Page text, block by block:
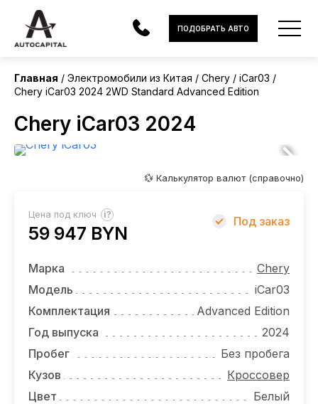
АВТОМОБИЛИ
ЭЛЕКТРОМОБИЛИ
УСЛУГИ
НОВОСТИ
ОТЗЫВЫ
ВАКАНСИИ
О КОМПАНИИ
ПОДОБРАТЬ АВТО
Главная Электромобили из Китая Chery
iCar03
Chery iCar03 2024 2WD Standard Advanced Edition
Chery iCar03 2024
Китай
Без пробега
💱 Калькулятор валют (справочно)
Цена под ключ ?
59 947 BYN
Под заказ
Марка
Chery
Модель
iCar03
Комплектация
Advanced Edition
Год выпуска
2024
Пробег
Без пробега
Кузов
Кроссовер
Цвет
Белый